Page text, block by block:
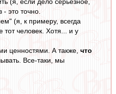
это точно.
(я, к примеру, всегда
человек. Хотя... и у
ценностями. А также, что
Все-таки, мы